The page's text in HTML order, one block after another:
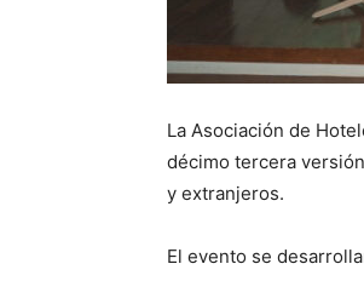
La Asociación de
décimo tercera
y extranjeros.
El evento se